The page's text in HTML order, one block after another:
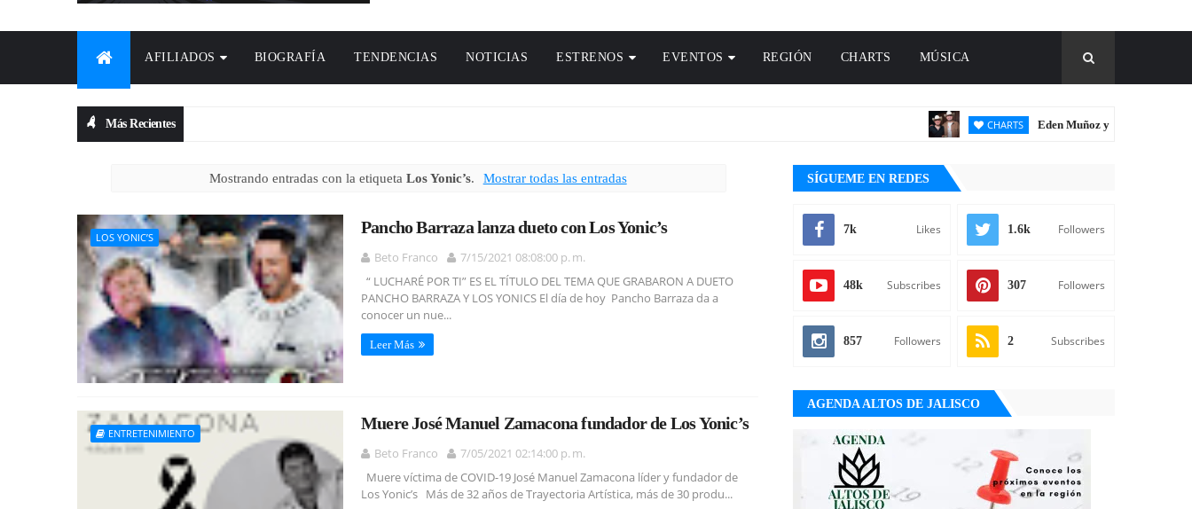
AFILIADOS BIOGRAFÍA TENDENCIAS NOTICIAS ESTRENOS EVENTOS REGIÓN CHARTS MÚSICA
Más Recientes CHARTS Eden Muñoz y Alfredo Olivas
Mostrando entradas con la etiqueta Los Yonic’s. Mostrar todas las entradas
LOS YONIC’S
Pancho Barraza lanza dueto con Los Yonic’s
Beto Franco
7/15/2021 08:08:00 p. m.
“ LUCHARÉ POR TI” ES EL TÍTULO DEL TEMA QUE GRABARON A DUETO
PANCHO BARRAZA Y LOS YONICS El día de hoy Pancho Barraza da a
conocer un nue...
Leer Más
ENTRETENIMIENTO
Muere José Manuel Zamacona fundador de Los Yonic’s
Beto Franco
7/05/2021 02:14:00 p. m.
Muere víctima de COVID-19 José Manuel Zamacona líder y fundador de
Los Yonic’s Más de 32 años de Trayectoria Artística, más de 30 produ...
SÍGUEME EN REDES
7k Likes 1.6k Followers
48k Subscribes 307 Followers
857 Followers 2 Subscribes
AGENDA ALTOS DE JALISCO